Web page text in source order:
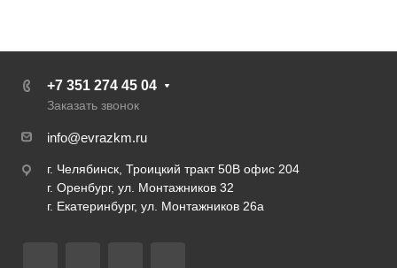
+7 351 274 45 04
Заказать звонок
info@evrazkm.ru
г. Челябинск, Троицкий тракт 50В офис 204
г. Оренбург, ул. Монтажников 32
г. Екатеринбург, ул. Монтажников 26а